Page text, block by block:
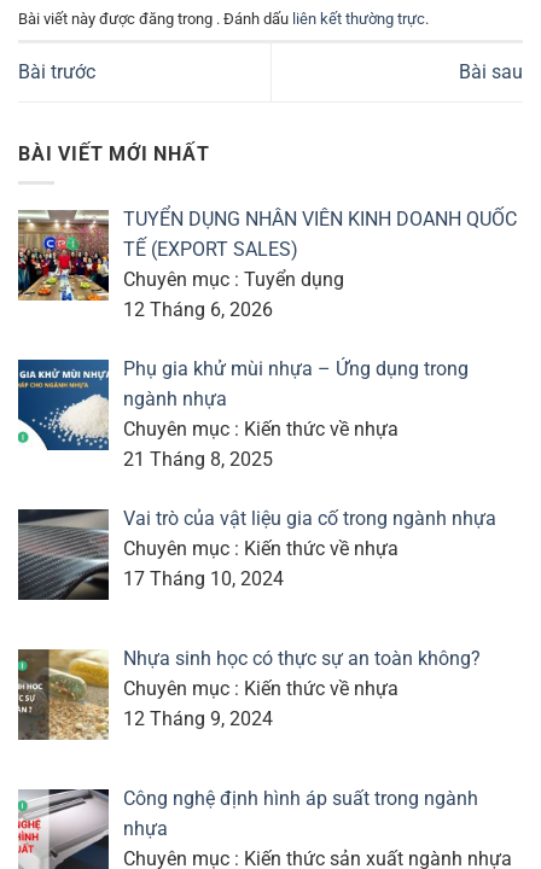
Bài viết này được đăng trong . Đánh dấu liên kết thường trực.
Bài trước Bài sau
BÀI VIẾT MỚI NHẤT
TUYỂN DỤNG NHÂN VIÊN KINH DOANH QUỐC
TẾ (EXPORT SALES)
Chuyên mục : Tuyển dụng
12 Tháng 6, 2026
Phụ gia khử mùi nhựa – Ứng dụng trong
ngành nhựa
Chuyên mục : Kiến thức về nhựa
21 Tháng 8, 2025
Vai trò của vật liệu gia cố trong ngành nhựa
Chuyên mục : Kiến thức về nhựa
17 Tháng 10, 2024
Nhựa sinh học có thực sự an toàn không?
Chuyên mục : Kiến thức về nhựa
12 Tháng 9, 2024
Công nghệ định hình áp suất trong ngành
nhựa
Chuyên mục : Kiến thức sản xuất ngành nhựa